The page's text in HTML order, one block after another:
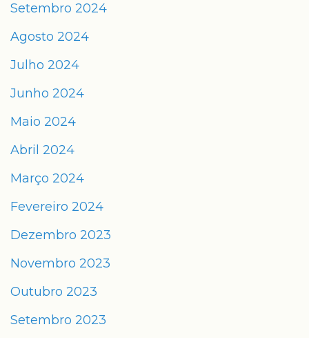
Setembro 2024
Agosto 2024
Julho 2024
Junho 2024
Maio 2024
Abril 2024
Março 2024
Fevereiro 2024
Dezembro 2023
Novembro 2023
Outubro 2023
Setembro 2023